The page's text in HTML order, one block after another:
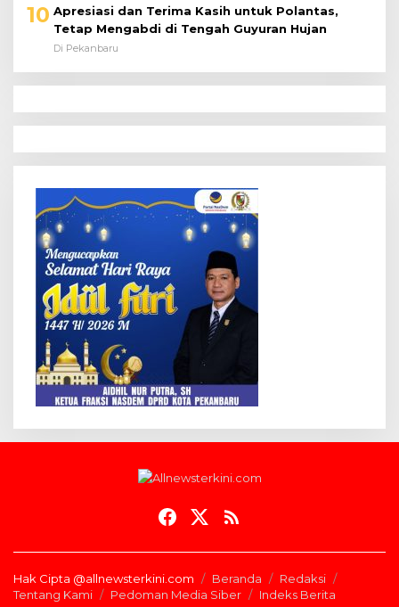
10 Apresiasi dan Terima Kasih untuk Polantas,
Tetap Mengabdi di Tengah Guyuran Hujan
Di Pekanbaru
Hak Cipta @allnewsterkini.com Beranda
Redaksi
Tentang Kami
Pedoman Media Siber Indeks Berita